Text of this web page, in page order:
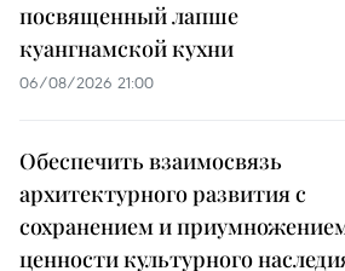
посвященный лапше
куангнамской кухни
06/08/2026 21:00
Обеспечить взаимосвязь
архитектурного развития с
сохранением и
ценности культурного